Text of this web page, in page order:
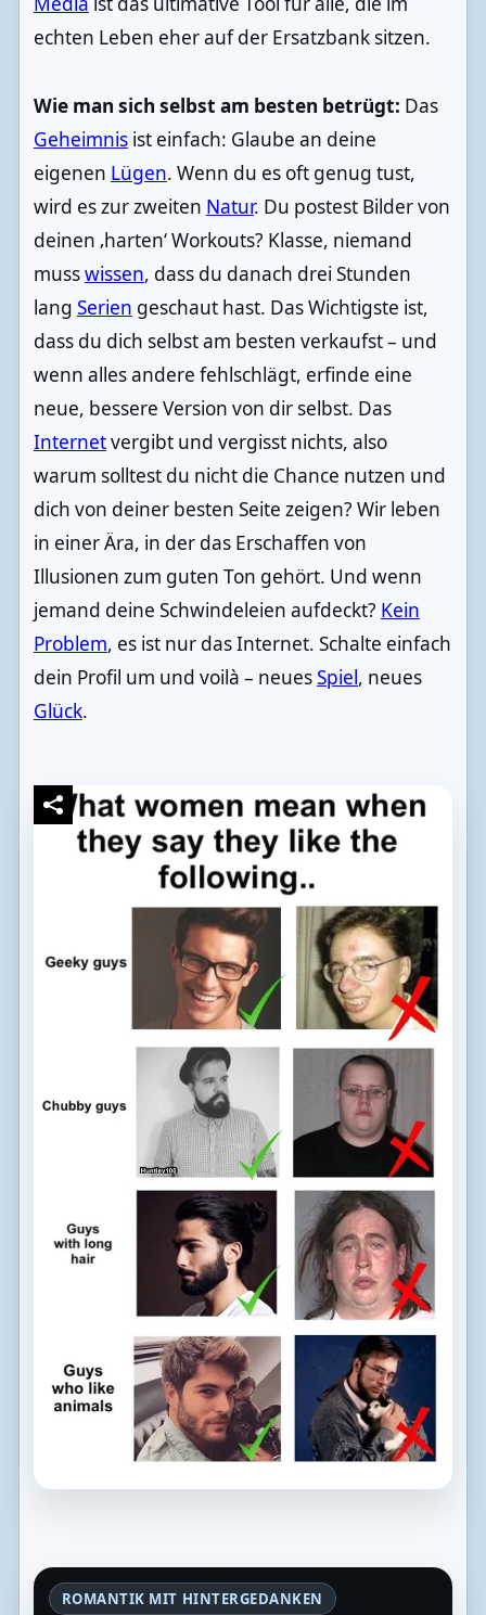
echten Leben eher auf der Ersatzbank sitzen.
Wie man sich selbst am besten betrügt: Das
Geheimnisist einfach: Glaube an deine
eigenen Lügen. Wenn du es oft genug tust,
wird es zur zweiten Natur. Du postest Bilder von
deinen ‚harten‘ Workouts? Klasse, niemand
musswissen, dass du danach drei Stunden
lang Serien geschaut hast. Das Wichtigste ist,
dass du dich selbst am besten verkaufst – und
wenn alles andere fehlschlägt, erfinde eine
neue, bessere Version von dir selbst. Das
Internetvergibt und vergisst nichts, also
warum solltest du nicht die Chance nutzen und
dich von deiner besten Seite zeigen? Wir leben
in einer Ära, in der das Erschaffen von
Illusionen zum guten Ton gehört. Und wenn
jemand deine Schwindeleien aufdeckt? Kein
Problem, es ist nur das Internet. Schalte einfach
dein Profil um und voilà – neuesSpiel, neues
Glück.
ROMANTIK MIT HINTERGEDANKEN